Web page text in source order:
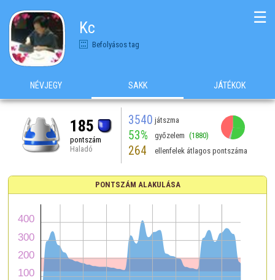
Kc
Befolyásos tag
☰
NÉVJEGY SAKK JÁTÉKOK
185
pontszám
Haladó
3540 játszma
53% győzelem (1880)
264 ellenfelek átlagos pontszáma
PONTSZÁM ALAKULÁSA